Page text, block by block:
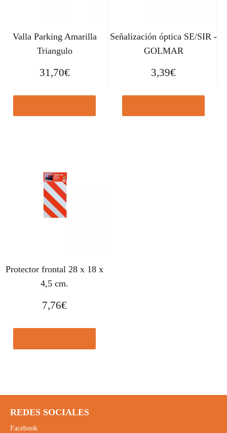
Valla Parking Amarilla
Triangulo
31,70€
Señalización óptica SE/SIR -
GOLMAR
3,39€
Protector frontal 28 x 18 x
4,5 cm.
7,76€
REDES SOCIALES
Facebook